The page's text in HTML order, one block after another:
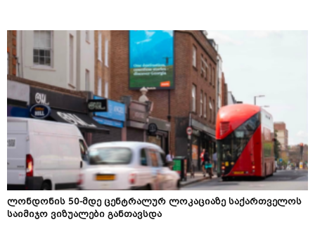
ლონდონის 50-მდე ცენტრალურ ლოკაციაზე საქართველოს
საიმიჯო ვიზუალები განთავსდა